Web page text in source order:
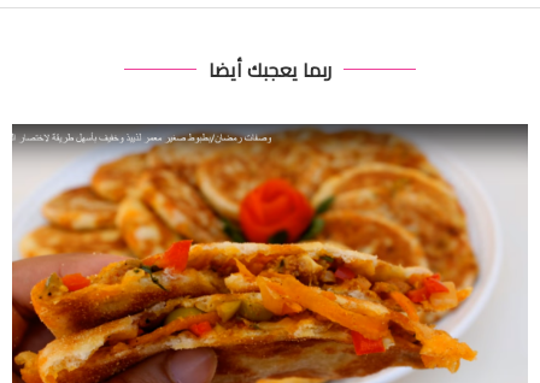
ربما يعجبك أيضا